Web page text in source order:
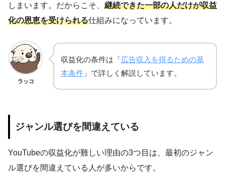
しまいます。だからこそ、 継続できた一部の人だけが収益
化の恩恵を受けられる仕組みになっています。
ラッコ
収益化の条件は「広告収入を得るための基
本条件 」で詳しく解説しています。
ジャンル選びを間違えている
YouTubeの収益化が難しい理由の3つ目は、最初のジャン
ル選びを間違えている人が多いからです。